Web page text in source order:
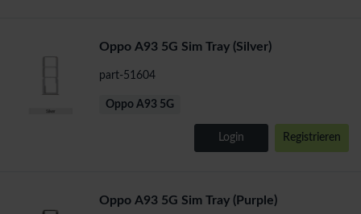
Oppo A93 5G Sim Tray (Silver)
part-51604
Oppo A93 5G
Login Registrieren
Oppo A93 5G Sim Tray (Purple)